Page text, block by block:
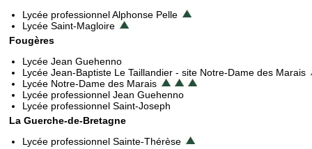
Lycée professionnel Alphonse Pelle
Lycée Saint-Magloire
Fougères
Lycée Jean Guehenno
Lycée Jean-Baptiste Le Taillandier - site Notre-Dame des Marais
Lycée Notre-Dame des Marais
Lycée professionnel Jean Guehenno
Lycée professionnel Saint-Joseph
La Guerche-de-Bretagne
Lycée professionnel Sainte-Thérèse